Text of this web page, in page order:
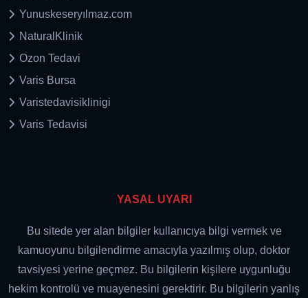
Yunuskeseryılmaz.com
NaturalKlinik
Ozon Tedavi
Varis Bursa
Varistedavisiklinigi
Varis Tedavisi
YASAL UYARI
Bu sitede yer alan bilgiler kullanıcıya bilgi vermek ve
kamuoyunu bilgilendirme amacıyla yazılmış olup, doktor
tavsiyesi yerine geçmez. Bu bilgilerin kişilere uygunluğu
hekim kontrolü ve muayenesini gerektirir. Bu bilgilerin yanlış